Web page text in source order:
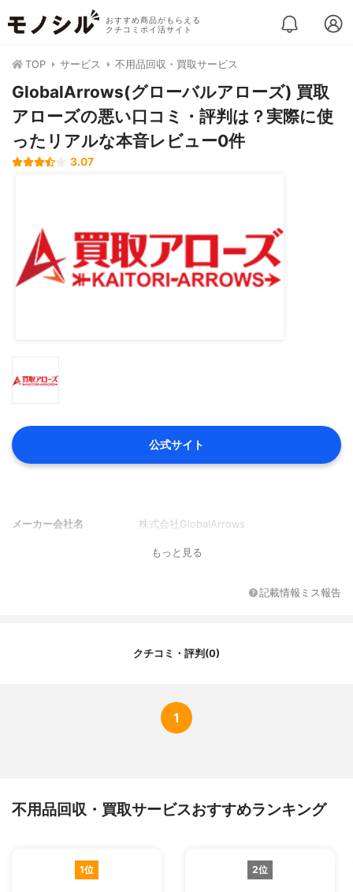
おすすめ商品がもらえる
クチコミポイ活サイト
TOP サービス 不用品回収・買取サービス
GlobalArrows(グローバルアローズ) 買取
アローズの悪い口コミ・評判は？実際に使
ったリアルな本音レビュー0件
3.07
公式サイト
メーカー会社名 株式会社GlobalArrows
もっと見る
記載情報ミス報告
クチコミ・評判(0)
1
不用品回収・買取サービスおすすめランキング
1位 2位